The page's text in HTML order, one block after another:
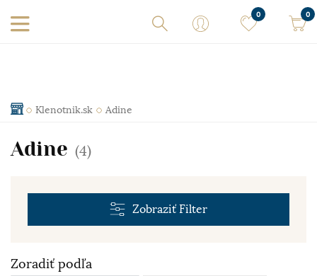
0 0
Klenotnik.sk Adine
Adine (4)
Zobraziť Filter
Zoradiť podľa